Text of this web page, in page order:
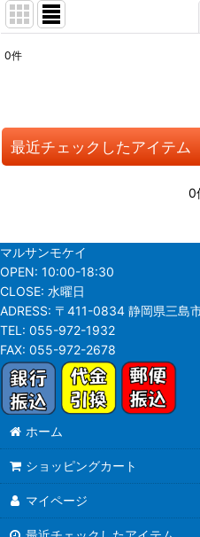
並び順:
絞
0件
最近チェックしたアイテム
0
マルサンモケイ
OPEN: 10:00-18:30
CLOSE: 水曜日
ADRESS: 〒411-0834 静岡県三島
TEL: 055-972-1932
FAX: 055-972-2678
ホーム
ショッピングカート
マイページ